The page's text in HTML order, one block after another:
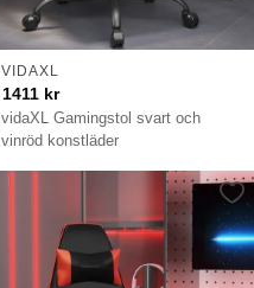
vidaXL Gamingstol svart och
vinröd konstläder
VIDAXL
1411 kr